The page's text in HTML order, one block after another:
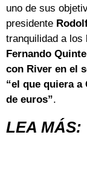
uno de sus
presidente
tranquilidad a los
Fernando
con River en el
“el que quiera
de euros”.
LEA MÁS: